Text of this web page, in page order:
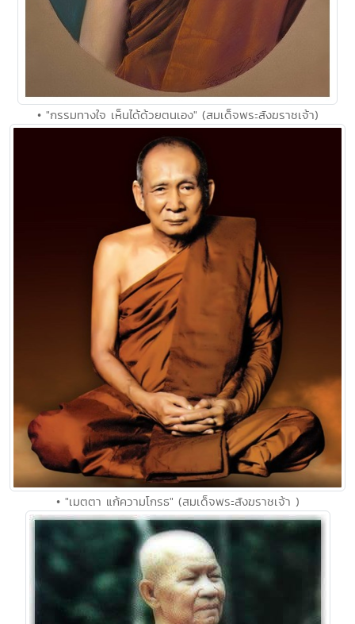
• "กรรมทางใจ เห็นได้ด้วยตนเอง" (สมเด็จพระสังฆราชเจ้า)
• "เมตตา แก้ความโกรธ" (สมเด็จพระสังฆราชเจ้า )